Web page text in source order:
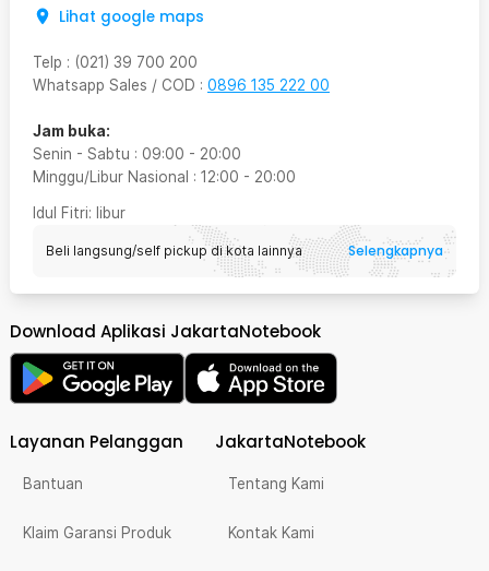
Lihat google maps
Telp : (021) 39 700 200
Whatsapp Sales / COD : 0896 135 222 00
Jam buka:
Senin - Sabtu : 09:00 - 20:00
Minggu/Libur Nasional : 12:00 - 20:00
Idul Fitri: libur
Beli langsung/self pickup di kota lainnya Selengkapnya
Download Aplikasi JakartaNotebook
Layanan Pelanggan
Bantuan
Klaim Garansi Produk
JakartaNotebook
Tentang Kami
Kontak Kami